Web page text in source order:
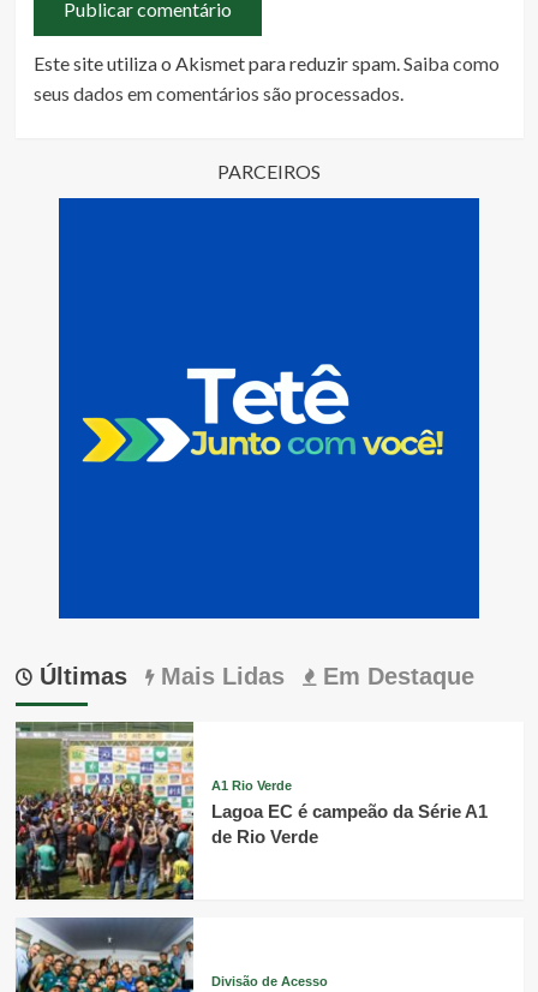
Este site utiliza o Akismet para reduzir spam.Saiba como
seus dados em comentários são processados.
PARCEIROS
Últimas Mais Lidas Em Destaque
A1 Rio Verde
Lagoa EC é campeão da Série A1
de Rio Verde
Divisão de Acesso